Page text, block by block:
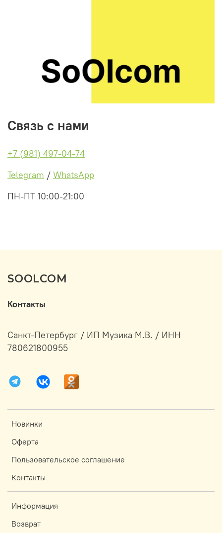
Связь с нами
+7 (981) 497-04-74
Telegram / WhatsApp
ПН-ПТ 10:00-21:00
SOOLCOM
Новинки
Оферта
Пользовательское соглашение
Контакты
Информация
Возврат
Контакты
Санкт-Петербург / ИП Музика М.В. / ИНН
780621800955